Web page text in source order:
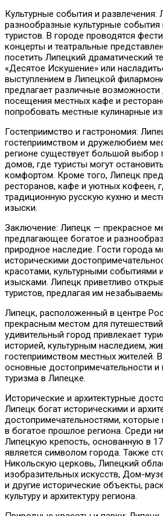
Культурные события и развлечения:
разнообразные культурные события
туристов. В городе проводятся
концерты и театральные
посетить Липецкий драматический
«Десятое Искушение» или
выступлением в Липецкой
предлагает различные возможности
посещения местных кафе и
попробовать местные кулинарные
Гостеприимство и гастрономия:
гостеприимством и дружелюбием
регионе существует большой выбор
домов, где туристы могут
комфортом. Кроме того, Липецк
ресторанов, кафе и уютных кофеен,
традиционную русскую кухню и
изыски.
Заключение: Липецк — прекрасное
предлагающее богатое и
природное наследие. Гости города
историческими
красотами, культурными событиями
изысками. Липецк приветливо
туристов, предлагая им
Липецк, расположенный в центре
прекрасным местом для
удивительный город привлекает
историей, культурным наследием,
гостеприимством местных жителей.
основные достопримечательности
туризма в Липецке.
Исторические и архитектурные
Липецк богат историческими и
достопримечательностями, которые
в богатое прошлое региона. Среди
Липецкую крепость, основанную в
является символом города. Также
Никольскую церковь, Липецкий
изобразительных искусств, Дом-
и другие исторические объекты,
культуру и архитектуру региона.